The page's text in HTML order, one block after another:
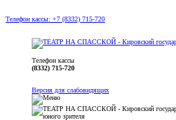
Телефон кассы: +7 (8332) 715-720
Телефон кассы
(8332) 715-720
Версия для слабовидящих